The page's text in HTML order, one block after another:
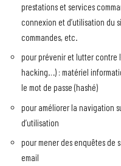
prestations et services
connexion et d’utilisation du
commandes, etc.
pour prévenir et lutter contre
hacking…) : matériel
le mot de passe (hashé)
pour améliorer la navigation
d’utilisation
pour mener des enquêtes de
email